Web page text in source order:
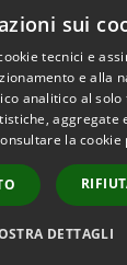
sui
tecnici e
e alla
analitico al
aggregate
la cookie
DETTAGLI